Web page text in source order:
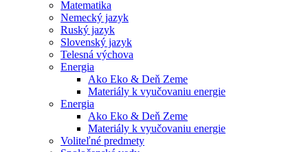
Matematika
Nemecký jazyk
Ruský jazyk
Slovenský jazyk
Telesná výchova
Energia
Ako Eko & Deň Zeme
Materiály k vyučovaniu energie
Energia
Ako Eko & Deň Zeme
Materiály k vyučovaniu energie
Voliteľné predmety